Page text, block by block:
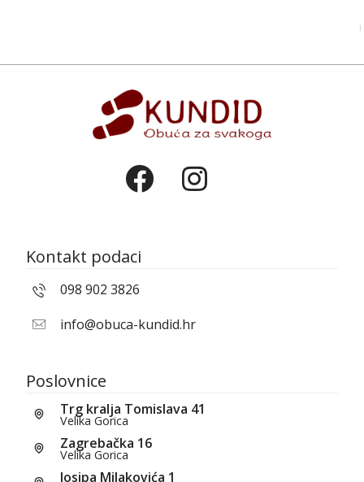
Kontakt podaci
098 902 3826
info@obuca-kundid.hr
Poslovnice
Trg kralja Tomislava 41
Velika Gorica
Zagrebačka 16
Velika Gorica
Josipa Milakovića 1